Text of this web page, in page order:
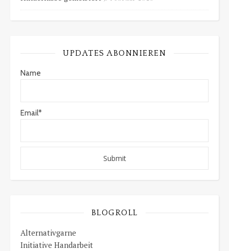
UPDATES ABONNIEREN
Name
Email*
BLOGROLL
Alternativgarne
Initiative Handarbeit